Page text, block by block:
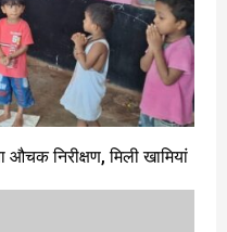
निरीक्षण, मिली खामियां